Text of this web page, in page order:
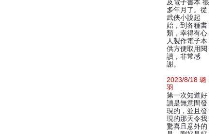
及電子書本 很
多年月了。從
武俠小說起
始，到各種書
類，幸得有心
人製作電子本
供方便取用閱
讀，非常感
謝。
2023/8/18 璐
羽
第一次知道好
讀是無意間發
現的，並且發
現的那天令我
驚喜且意外的